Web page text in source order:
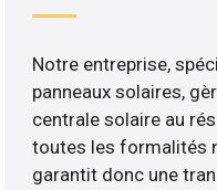
Notre entreprise,
panneaux solaires,
centrale solaire au
toutes les formalités
garantit donc une